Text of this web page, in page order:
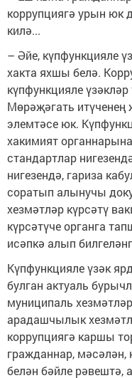
коррупциягә урын юк
килә...
– Әйе, күпфункцияле
хакта яхшы белә.
күпфункцияле
Мөрәҗәгать итүченең
элемтәсе юк.
хакимият
стандартлар
нигезендә, гариза
соратып алынучы
хезмәтләр күрсәтү
күрсәтүче органга
исәпкә алып
Күпфункцияле үзәк
булган актуаль
муниципаль
арадашчылык
коррупциягә каршы
гражданнар, мәсәлән,
белән бәйле рәвештә,